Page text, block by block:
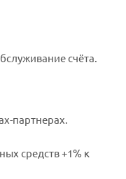
счёта.
партнерах.
средств +1% к